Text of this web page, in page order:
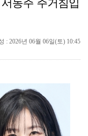
표창원, 남규리에 15년만 공개 사과…"내가 틀렸다"
다
동주 주거침입
: 2026년 06월 06일(토) 10:45